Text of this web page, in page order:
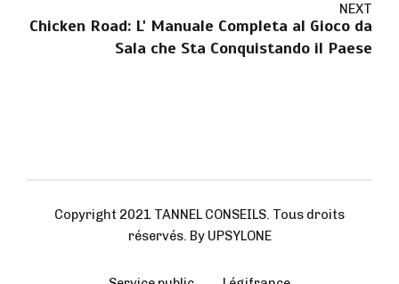
NEXT
Chicken Road: L' Manuale Completa al Gioco da
Sala che Sta Conquistando il Paese
Copyright 2021 TANNEL CONSEILS. Tous droits
réservés. By UPSYLONE